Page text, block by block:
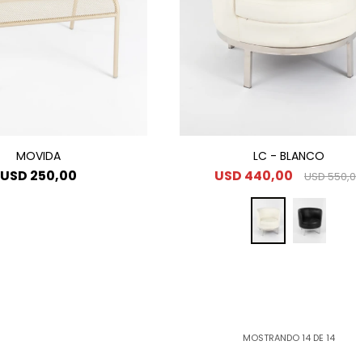
MOVIDA
USD 250,00
LC - BLANCO
USD 440,00 USD
MOSTRANDO 14DE 14